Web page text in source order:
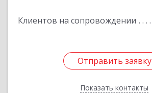
Клиентов на сопровождении
Отправить заявку
Показать контакты
Отправить заявку
Назад